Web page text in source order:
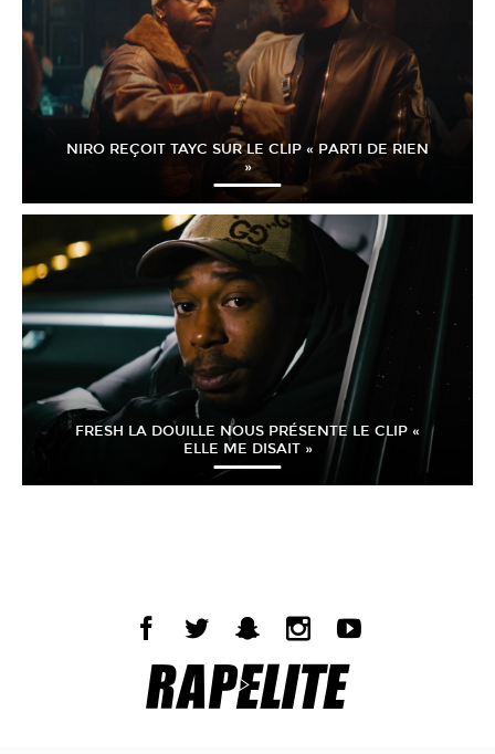
NIRO REÇOIT TAYC SUR LE CLIP « PARTI DE RIEN
»
FRESH LA DOUILLE NOUS PRÉSENTE LE CLIP «
ELLE ME DISAIT »